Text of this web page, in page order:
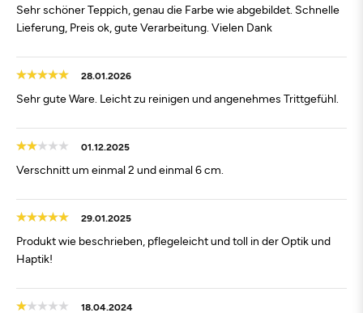
Sehr schöner Teppich, genau die Farbe wie abgebildet. Schnelle
Lieferung, Preis ok, gute Verarbeitung. Vielen Dank
28.01.2026
Sehr gute Ware. Leicht zu reinigen und angenehmes Trittgefühl.
01.12.2025
Verschnitt um einmal 2 und einmal 6 cm.
29.01.2025
Produkt wie beschrieben, pflegeleicht und toll in der Optik und
Haptik!
18.04.2024